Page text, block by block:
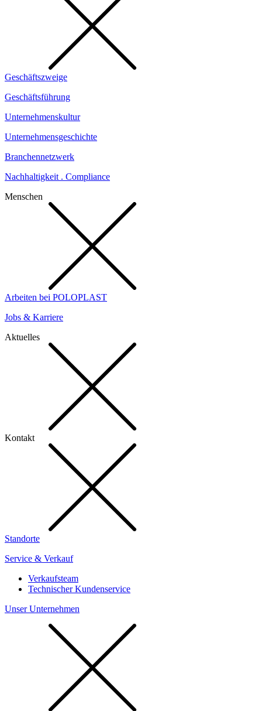
Geschäftszweige
Geschäftsführung
Unternehmenskultur
Unternehmensgeschichte
Branchennetzwerk
Nachhaltigkeit . Compliance
Menschen
Arbeiten bei POLOPLAST
Jobs & Karriere
Aktuelles
Kontakt
Standorte
Service & Verkauf
Verkaufsteam
Technischer Kundenservice
Unser Unternehmen